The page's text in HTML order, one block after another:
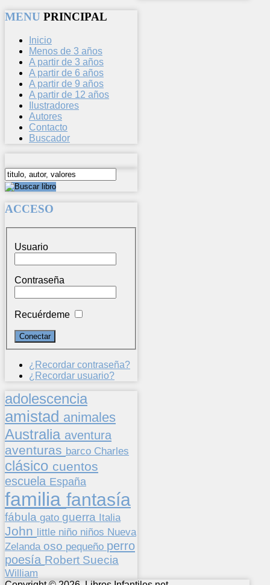
MENU PRINCIPAL
Inicio
Menos de 3 años
A partir de 3 años
A partir de 6 años
A partir de 9 años
A partir de 12 años
Ilustradores
Autores
Contacto
Buscador
ACCESO
Usuario
Contraseña
Recuérdeme
¿Recordar contraseña?
¿Recordar usuario?
adolescencia
amistad animales
Australia aventura
aventuras barco Charles
clásico cuentos
escuela España
familia fantasía
fábula gato guerra Italia
John little niño niños Nueva
Zelanda oso pequeño perro
poesía Robert Suecia
William